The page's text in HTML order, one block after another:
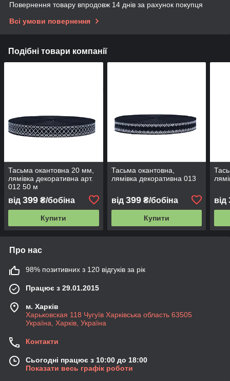
Повернення товару впродовж 14 днів за рахунок покупця
Всі умови повернення
Подібні товари компанії
Тасьма окантовна 20 мм,
лямівка декоративна арт.
012 50 м
від 399 ₴/бобіна
Купити
Тасьма окантовна,
лямівка декоративна 013
від 399₴/бобіна
Купити
від
Про нас
98% позитивних з 120 відгуків за рік
Працює з 29.01.2015
м. Харків
Харьковская 118 Чугуїв Харківська область 63505
Україна, Харків, Україна
Контакти
Сьогодні працює з 10:00 до 18:00
Показати весь графік роботи